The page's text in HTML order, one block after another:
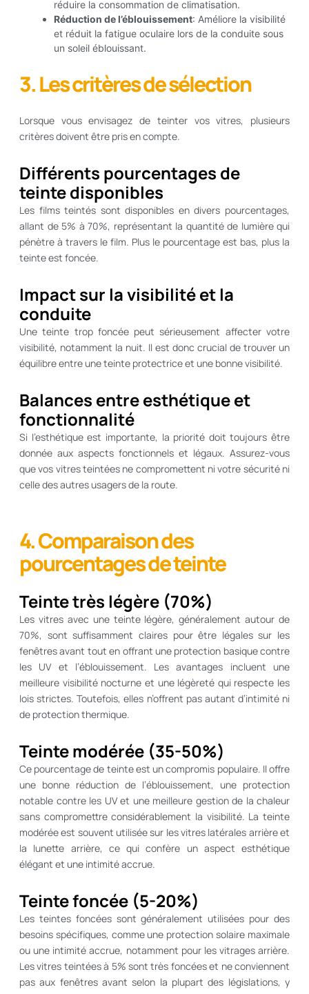
réduire la consommation de climatisation.
Réduction de l’éblouissement: Améliore la visibilité
et réduit la fatigue oculaire lors de la conduite sous
un soleil éblouissant.
3. Les critères de sélection
Lorsque vous envisagez de teinter vos vitres, plusieurs
critères doivent être pris en compte.
Différents pourcentages de
teinte disponibles
Les films teintés sont disponibles en divers pourcentages,
allant de 5% à 70%, représentant la quantité de lumière qui
pénètre à travers le film. Plus le pourcentage est bas, plus la
teinte est foncée.
Impact sur la visibilité et la
conduite
Une teinte trop foncée peut sérieusement affecter votre
visibilité, notamment la nuit. Il est donc crucial de trouver un
équilibre entre une teinte protectrice et une bonne visibilité.
Balances entre esthétique et
fonctionnalité
Si l’esthétique est importante, la priorité doit toujours être
donnée aux aspects fonctionnels et légaux. Assurez-vous
que vos vitres teintées ne compromettent ni votre sécurité ni
celle des autres usagers de la route.
4. Comparaison des
pourcentages de teinte
Teinte très légère (70%)
Les vitres avec une teinte légère, généralement autour de
70%, sont suffisamment claires pour être légales sur les
fenêtres avant tout en offrant une protection basique contre
les UV et l’éblouissement. Les avantages incluent une
meilleure visibilité nocturne et une légèreté qui respecte les
lois strictes. Toutefois, elles n’offrent pas autant d’intimité ni
de protection thermique.
Teinte modérée (35-50%)
Ce pourcentage de teinte est un compromis populaire. Il offre
une bonne réduction de l’éblouissement, une protection
notable contre les UV et une meilleure gestion de la chaleur
sans compromettre considérablement la visibilité. La teinte
modérée est souvent utilisée sur les vitres latérales arrière et
la lunette arrière, ce qui confère un aspect esthétique
élégant et une intimité accrue.
Teinte foncée (5-20%)
Les teintes foncées sont généralement utilisées pour des
besoins spécifiques, comme une protection solaire maximale
ou une intimité accrue, notamment pour les vitrages arrière.
Les vitres teintées à 5% sont très foncées et ne conviennent
pas aux fenêtres avant selon la plupart des législations, y